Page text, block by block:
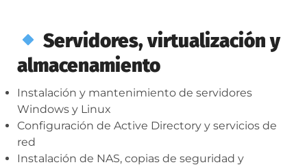
Servidores, virtualización y
almacenamiento
Instalación y mantenimiento de servidores
Windows y Linux
Configuración de Active Directory y servicios de
red
Instalación de NAS, copias de seguridad y